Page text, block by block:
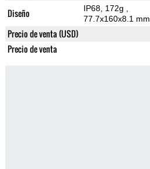
Diseño IP68, 172g
77.7x160x8.1 mm
Precio de venta (USD)
Precio de venta